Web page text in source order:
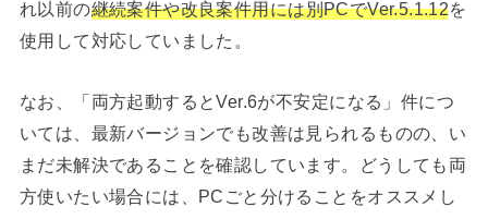
れ以前の継続案件や改良案件用には別PCでVer.5.1.12を
使用して対応していました。
なお、「両方起動するとVer.6が不安定になる」件につ
いては、最新バージョンでも改善は見られるものの、い
まだ未解決であることを確認しています。どうしても両
方使いたい場合には、PCごと分けることをオススメし